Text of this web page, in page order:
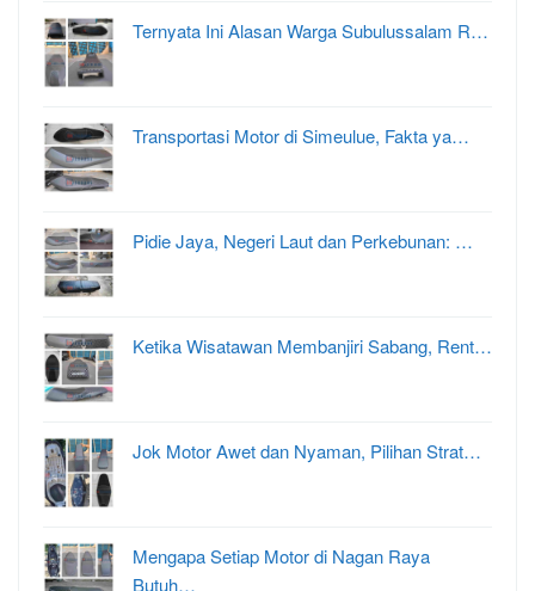
Ternyata Ini Alasan Warga Subulussalam R…
Transportasi Motor di Simeulue, Fakta ya…
Pidie Jaya, Negeri Laut dan Perkebunan: …
Ketika Wisatawan Membanjiri Sabang, Rent…
Jok Motor Awet dan Nyaman, Pilihan Strat…
Mengapa Setiap Motor di Nagan Raya
Butuh…